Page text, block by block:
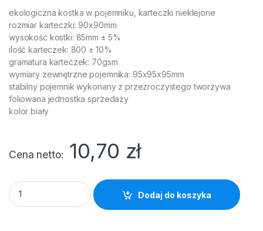
ekologiczna kostka w pojemniku, karteczki nieklejone
rozmiar karteczki: 90x90mm
wysokość kostki: 85mm ± 5%
ilość karteczek: 800 ± 10%
gramatura karteczek: 70gsm
wymiary zewnętrzne pojemnika: 95x95x95mm
stabilny pojemnik wykonany z przezroczystego tworzywa
foliowana jednostka sprzedaży
kolor biały
Cena netto 10,70 zł
Kostka DONAU nieklejona, w pudełku, 95x95x95mm, ok. 800
Dodaj do koszyka